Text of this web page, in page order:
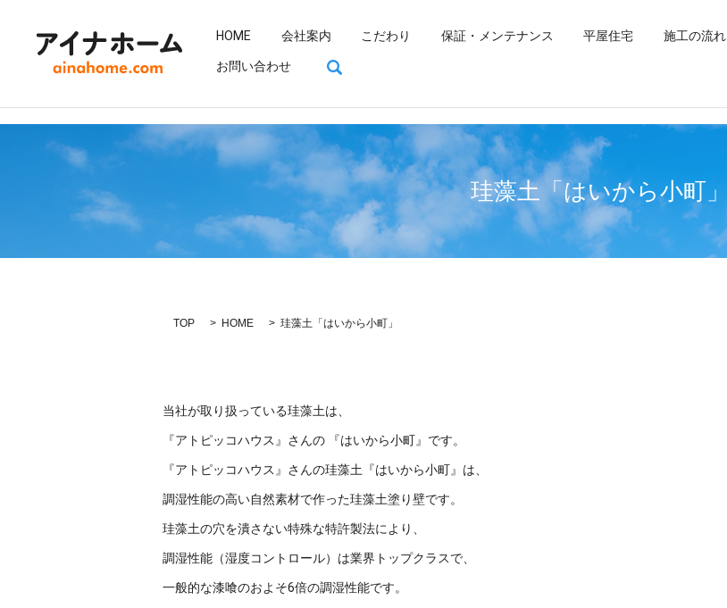
HOME 会社案内 こだわり 保証・メンテナンス 平屋住宅 施工の流れ
お問い合わせ
珪藻土「はいから小町」
TOP HOME 珪藻土「はいから小町」
当社が取り扱っている珪藻土は、
『アトピッコハウス』さんの 『はいから小町』です。
『アトピッコハウス』さんの珪藻土『はいから小町』は、
調湿性能の高い自然素材で作った珪藻土塗り壁です。
珪藻土の穴を潰さない特殊な特許製法により、
調湿性能（湿度コントロール）は業界トップクラスで、
一般的な漆喰のおよそ6倍の調湿性能です。